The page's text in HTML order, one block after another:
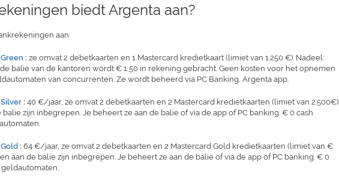
biedt Argenta aan?
aan:
: ze omvat 2 debetkaarten en 1 Mastercard kredietkaart (limiet van 1.250 €). Nadeel:
balie van de kantoren wordt € 1,50 in rekening gebracht. Geen kosten voor het opnemen
van concurrenten. Ze wordt beheerd via PC Banking, Argenta app.
: 40 €/jaar, ze omvat 2 debetkaarten en 2 Mastercard kredietkaarten (limiet van 2.500€).
balie zijn inbegrepen. Je beheert ze aan de balie of via de app of PC banking. € 0 cash
: 64 €/jaar, ze omvat 2 debetkaarten en 2 Mastercard Gold kredietkaarten (limiet van €
aan de balie zijn inbegrepen. Je beheert ze aan de balie of via de app of PC banking. € 0